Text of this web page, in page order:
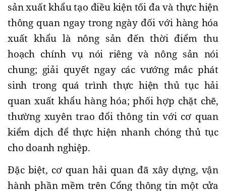
sản xuất khẩu tạo điều kiện tối đa và thực hiện
thông quan ngay trong ngày đối với hàng hóa
xuất khẩu là nông sản đến thời điểm thu
hoạch chính vụ nói riêng và nông sản nói
chung; giải quyết ngay các vướng mắc phát
sinh trong quá trình thực hiện thủ tục hải
quan xuất khẩu hàng hóa; phối hợp chặt chẽ,
thường xuyên trao đổi thông tin với cơ quan
kiểm dịch để thực hiện nhanh chóng thủ tục
cho doanh nghiệp.
Đặc biệt, cơ quan hải quan đã xây dựng, vận
hành phần mềm trên Cổng thông tin một cửa